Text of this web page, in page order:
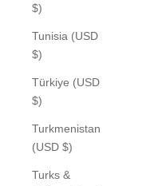
$)
Tunisia (USD
$)
Türkiye (USD
$)
Turkmenistan
(USD $)
Turks &